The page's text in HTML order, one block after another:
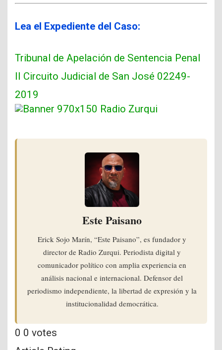
Lea el Expediente del Caso:
Tribunal de Apelación de Sentencia Penal
II Circuito Judicial de San José 02249-
2019
Este Paisano
Erick Sojo Marín, “Este Paisano”, es fundador y
director de Radio Zurqui. Periodista digital y
comunicador político con amplia experiencia en
análisis nacional e internacional. Defensor del
periodismo independiente, la libertad de expresión y la
institucionalidad democrática.
0 0 votes